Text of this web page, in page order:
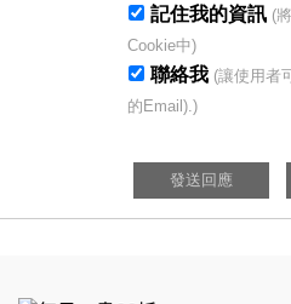
記住我的資訊 (
Cookie中)
聯絡我 (讓使用者
的Email).)